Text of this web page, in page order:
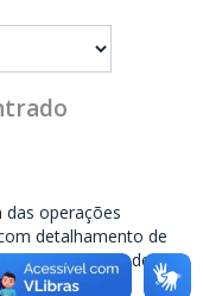
operações
detalhamento de
o ponto de